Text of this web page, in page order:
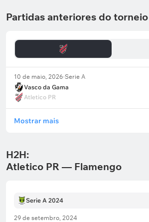
Partidas anteriores do torneio
10 de maio, 2026 Serie A
Vasco da Gama
Atletico PR
Mostrar mais
H2H:
Atletico PR — Flamengo
Serie A 2024
29 de setembro, 2024